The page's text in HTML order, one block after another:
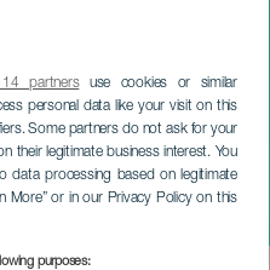
partnersuse cookies or similar
personal data like your visit on this
Some partners do not ask for your
their legitimate business interest. You
data processing based on legitimate
More” or in our Privacy Policy on this
purposes:
Pérez Cruz